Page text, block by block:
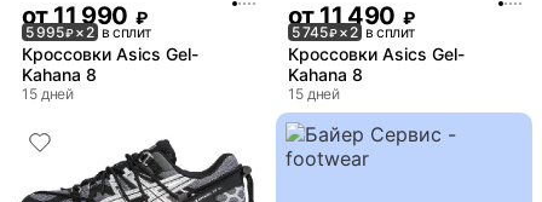
от11 990 ₽
5 995₽× 2 в сплит
Кроссовки Asics Gel-
Kahana 8
15 дней
от11 490 ₽
5 745₽× 2 в сплит
Кроссовки Asics Gel-
Kahana 8
15 дней